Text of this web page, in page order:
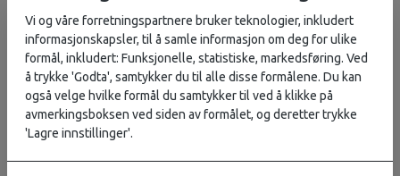
stoppested etterhvert blir annonsert, og vi ønsker
hverandre en god tur videre, sitter jeg alene igjen og kjenner
på en viss tomhet, som ganske raskt blir fylt med
takknemlighet for å ha kunnet bruke halvparten av en ellers
kjedelig nattreise til noe sjukt mer gøyalt og minnerikt enn å
bøye hodet ned i smarttelefonen. Gi meg heller en gammal
Nokia og evnen til å leve enda mer i nuet.
Vi og våre forretningspartnere bruker teknologier, inkludert
informasjonskapsler, til å samle informasjon om deg for ulike
formål, inkludert: Funksjonelle, statistiske, markedsføring. Ved
å trykke 'Godta', samtykker du til alle disse formålene. Du kan
også velge hvilke formål du samtykker til ved å klikke på
avmerkingsboksen ved siden av formålet, og deretter trykke
'Lagre innstillinger'.